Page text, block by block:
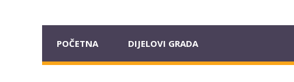
POČETNA DIJELOVI GRADA